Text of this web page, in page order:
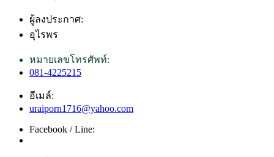
ผู้ลงประกาศ:
อุไรพร
หมายเลขโทรศัพท์:
081-4225215
อีเมล์:
uraiporn1716@yahoo.com
Facebook / Line: